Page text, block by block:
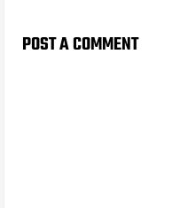
POST A COMMENT